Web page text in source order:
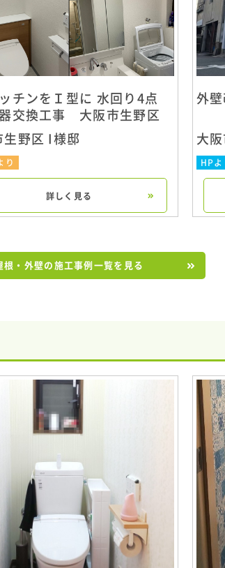
チンをＩ型に 水回り4点
交換工事 大阪市生野区
生野区 I様邸
り
詳しく見る
外
大
HPよ
根・外壁の施工事例一覧を見る